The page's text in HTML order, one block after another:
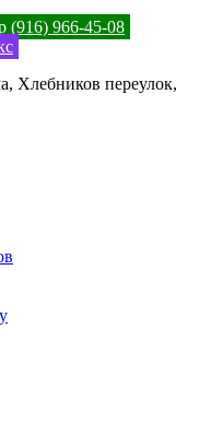
(916) 966-45-08
Хлебников переулок,